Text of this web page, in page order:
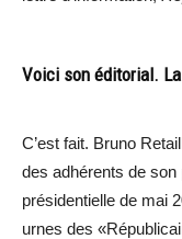
Voici son éditorial.
C’est fait. Bruno
des adhérents de son
présidentielle de mai
urnes des